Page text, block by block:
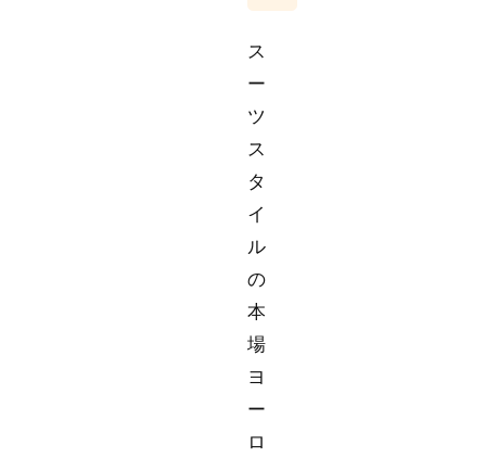
ス
ー
ツ
ス
タ
イ
ル
の
本
場
ヨ
ー
ロ